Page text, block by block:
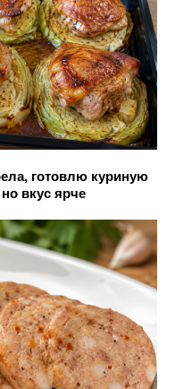
готовлю куриную
вкус ярче